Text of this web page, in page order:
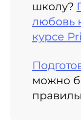
школу?
любовь
курсе
можно